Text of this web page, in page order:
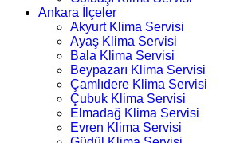
Ankara İlçeler
Akyurt Klima Servisi
Ayaş Klima Servisi
Bala Klima Servisi
Beypazarı Klima Servisi
Çamlıdere Klima Servisi
Çubuk Klima Servisi
Elmadağ Klima Servisi
Evren Klima Servisi